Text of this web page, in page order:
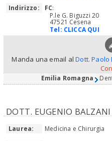
Indirizzo:
FC:
P.le G. Biguzzi 20
47521 Cesena
Tel: CLICCA QUI
Manda una email alDott. Paolo
Emilia Romagna
DOTT. EUGENIO BALZANI
Laurea:
Medicina e Chirurgia